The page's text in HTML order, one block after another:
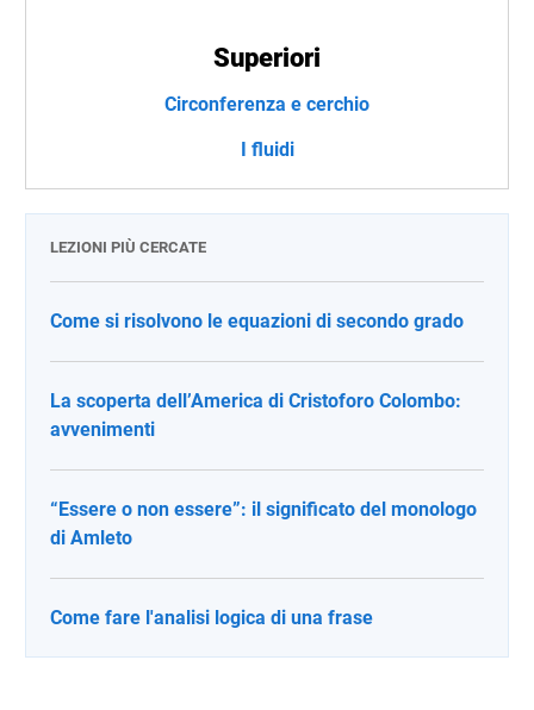
Superiori
Circonferenza e cerchio
I fluidi
LEZIONI PIÙ CERCATE
Come si risolvono le equazioni di secondo grado
La scoperta dell’America di Cristoforo Colombo:
avvenimenti
“Essere o non essere”: il significato del monologo
di Amleto
Come fare l'analisi logica di una frase